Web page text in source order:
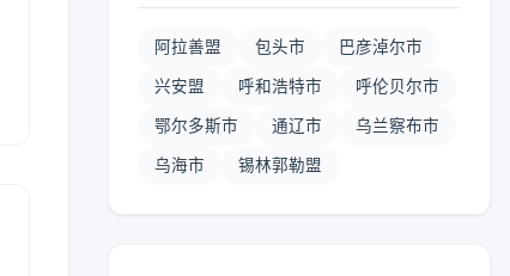
阿拉善盟 包头市 巴彦淖尔市
兴安盟 呼和浩特市 呼伦贝尔市
鄂尔多斯市 通辽市 乌兰察布市
乌海市 锡林郭勒盟